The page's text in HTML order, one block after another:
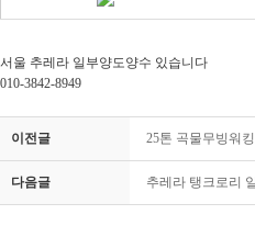
서울 추레라 일부양도양수 있습니다
010-3842-8949
이전글 25톤 곡물무빙워
다음글 추레라 탱크로리